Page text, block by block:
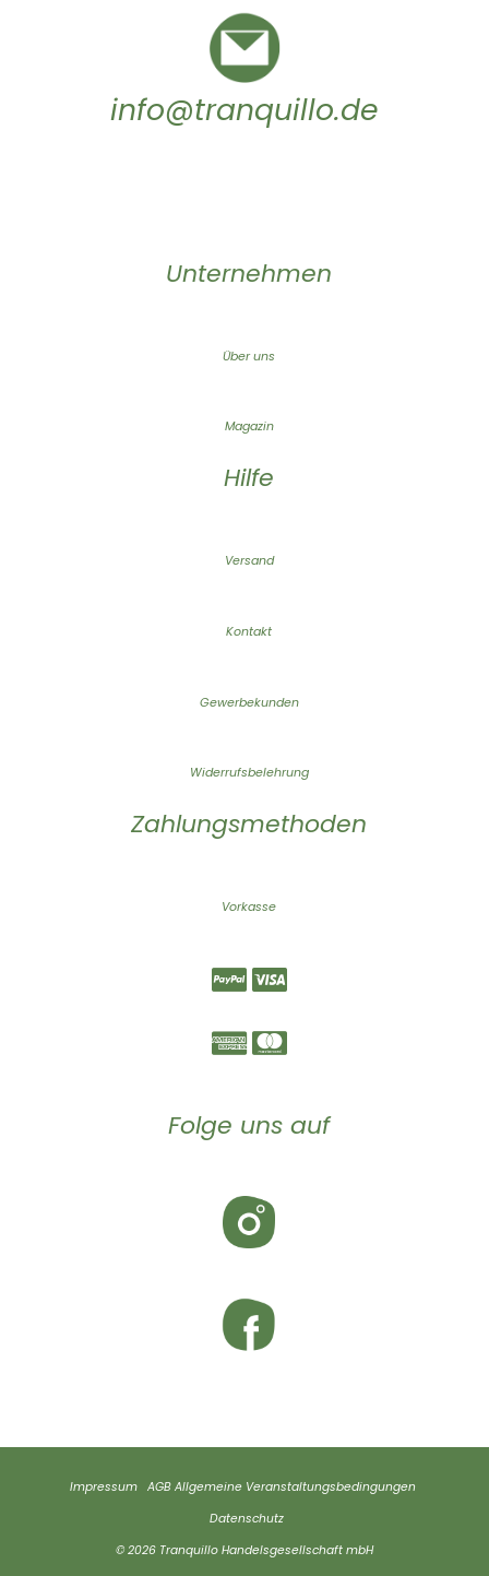
info@tranquillo.de
Unternehmen
Über uns
Magazin
Hilfe
Versand
Kontakt
Gewerbekunden
Widerrufsbelehrung
Zahlungsmethoden
Vorkasse
Folge uns auf
Impressum AGB Allgemeine Veranstaltungsbedingungen
Datenschutz
© 2026 Tranquillo Handelsgesellschaft mbH